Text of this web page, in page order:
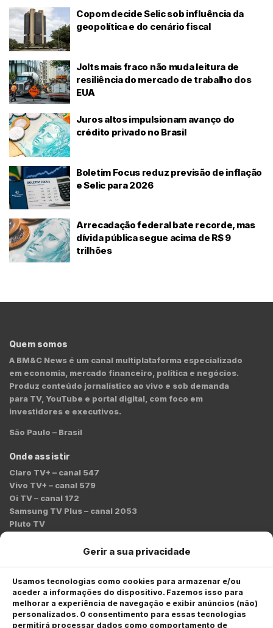
Gerir a sua privacidade
Usamos tecnologias como cookies para armazenar e/ou
aceder a informações do dispositivo. Fazemos isso para
melhorar a experiência de navegação e exibir anúncios (não)
personalizados. O consentimento para essas tecnologias
permitirá processar dados como comportamento de
Copom decide Selic sob influência da
geopolítica e do cenário fiscal
Jolts mais fraco não muda leitura de
resiliência do mercado de trabalho dos
EUA
Juros altos impulsionam avanço do
crédito privado no Brasil
Boletim Focus reduz previsão de inflação
e Selic para 2026
Arrecadação federal bate recorde, mas
dívida pública segue acima de R$ 9
trilhões
Quem somos
A BM&C News é um canal multiplataforma especializado
em economia, mercado financeiro, política e negócios.
Produz conteúdo jornalístico ao vivo e sob demanda
para TV, YouTube e portal digital, com foco em
investidores e executivos.
São Paulo – Brasil
Onde assistir
Claro TV+ – canal 547
Vivo TV+ – canal 579
Oi TV – canal 172
Samsung TV Plus – canal 2053
Pluto TV
redacao@bmcnews.com.br
Comercial:
comercial@bmcnews.com.br